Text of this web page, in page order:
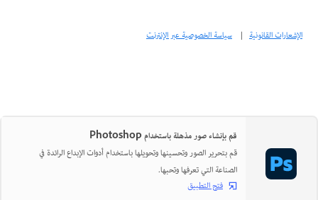
الإشعارات القانونية | سياسة الخصوصية عبر الإنترنت
قم بإنشاء صور مذهلة باستخدام Photoshop
قم بتحرير الصور وتحسينها وتحويلها باستخدام أدوات الإبداع الرائدة في
الصناعة التي تعرفها وتحبها.
فتح التطبيق